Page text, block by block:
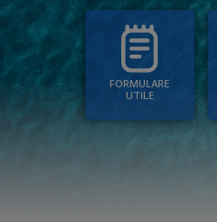
FORMULARE
UTILE